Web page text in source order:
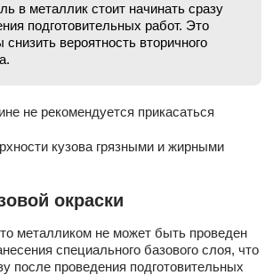
в металлик стоит начинать сразу
подготовительных работ. Это
вероятность вторичного
не рекомендуется прикасаться
кузова грязными и жирными
окраски
металликом не может быть проведен
специального базового слоя, что
после проведения подготовительных